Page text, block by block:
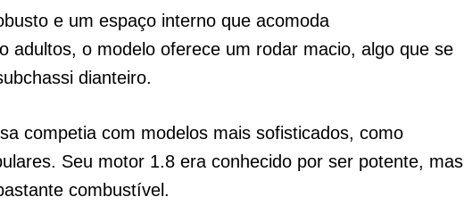
e um espaço interno que acomoda
adultos, o modelo oferece um rodar macio, algo que se
dianteiro.
competia com modelos mais sofisticados, como
Seu motor 1.8 era conhecido por ser potente, mas
combustível.